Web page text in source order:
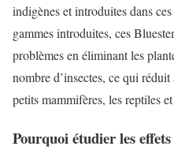
indigènes et introduites dans
gammes introduites, ces
problèmes en éliminant les
nombre d’insectes, ce qui
petits mammifères, les reptiles
Pourquoi étudier les